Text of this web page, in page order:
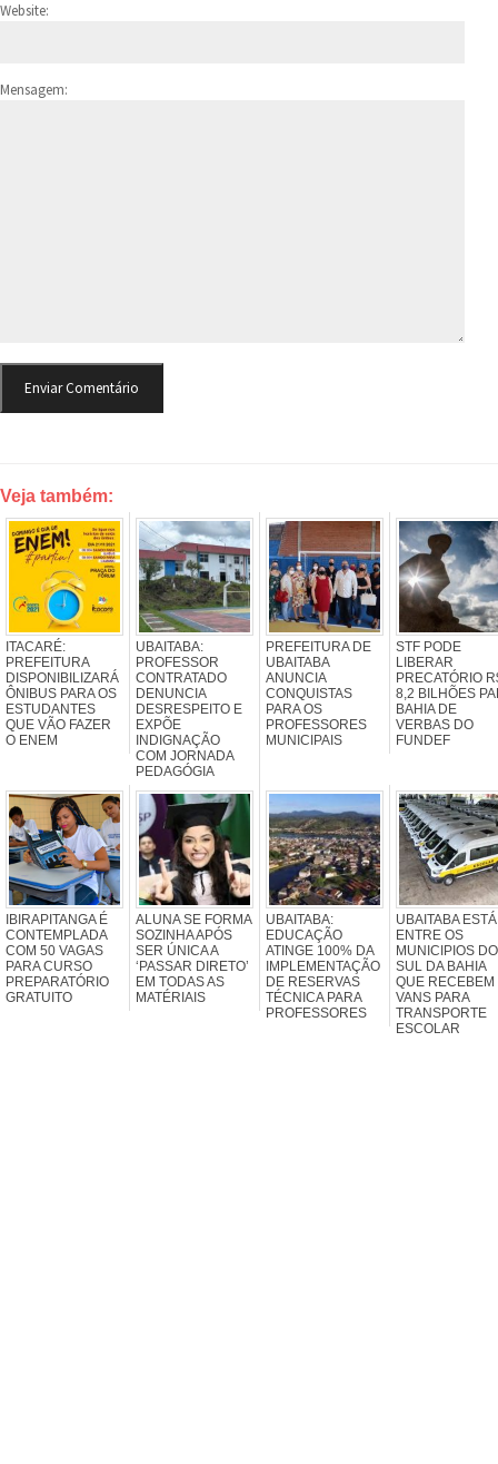
Website:
Mensagem:
Veja também:
ITACARÉ:
PREFEITURA
DISPONIBILIZARÁ
ÔNIBUS PARA OS
ESTUDANTES
QUE VÃO FAZER
O ENEM
UBAITABA:
PROFESSOR
CONTRATADO
DENUNCIA
DESRESPEITO E
EXPÕE
INDIGNAÇÃO
COM JORNADA
PEDAGÓGIA
PREFEITURA DE
UBAITABA
ANUNCIA
CONQUISTAS
PARA OS
PROFESSORES
MUNICIPAIS
STF PODE
LIBERAR
PRECATÓRIO
8,2 BILHÕES
BAHIA DE
VERBAS DO
FUNDEF
IBIRAPITANGA É
CONTEMPLADA
COM 50 VAGAS
PARA CURSO
PREPARATÓRIO
GRATUITO
ALUNA SE FORMA
SOZINHA APÓS
SER ÚNICA A
‘PASSAR DIRETO’
EM TODAS AS
MATÉRIAIS
UBAITABA:
EDUCAÇÃO
ATINGE 100% DA
IMPLEMENTAÇÃO
DE RESERVAS
TÉCNICA PARA
PROFESSORES
UBAITABA ESTÁ
ENTRE OS
MUNICIPIOS DO
SUL DA BAHIA
QUE RECEBEM
VANS PARA
TRANSPORTE
ESCOLAR